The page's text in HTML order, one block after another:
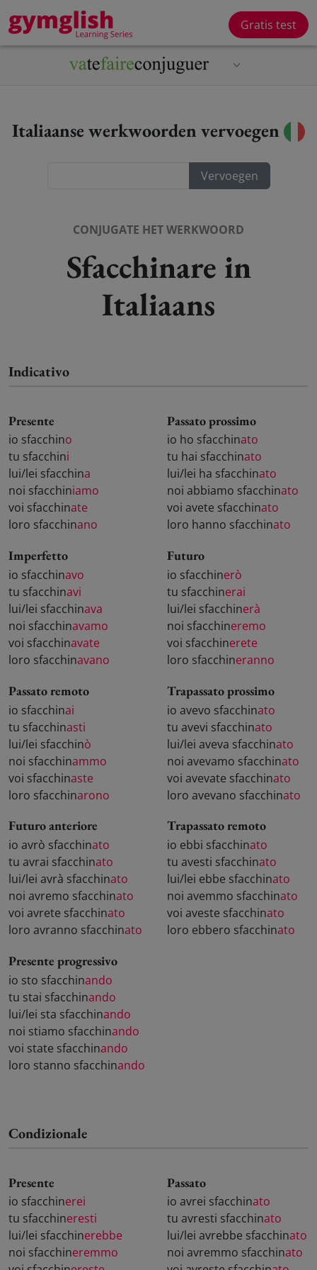
Gratis test
Italiaanse werkwoorden vervoegen
CONJUGATE HET WERKWOORD
Sfacchinare in
Italiaans
Indicativo
Presente
io sfacchino
tu sfacchini
lui/lei sfacchina
noi sfacchiniamo
voi sfacchinate
loro sfacchinano
Passato prossimo
io ho sfacchinato
tu hai sfacchinato
lui/lei ha sfacchinato
noi abbiamo sfacchinato
voi avete sfacchinato
loro hanno sfacchinato
Imperfetto
io sfacchinavo
tu sfacchinavi
lui/lei sfacchinava
noi sfacchinavamo
voi sfacchinavate
loro sfacchinavano
Futuro
io sfacchinerò
tu sfacchinerai
lui/lei sfacchinerà
noi sfacchineremo
voi sfacchinerete
loro sfacchineranno
Passato remoto
io sfacchinai
tu sfacchinasti
lui/lei sfacchinò
noi sfacchinammo
voi sfacchinaste
loro sfacchinarono
Trapassato prossimo
io avevo sfacchinato
tu avevi sfacchinato
lui/lei aveva sfacchinato
noi avevamo sfacchinato
voi avevate sfacchinato
loro avevano sfacchinato
Futuro anteriore
io avrò sfacchinato
tu avrai sfacchinato
lui/lei avrà sfacchinato
noi avremo sfacchinato
voi avrete sfacchinato
loro avranno sfacchinato
Trapassato remoto
io ebbi sfacchinato
tu avesti sfacchinato
lui/lei ebbe sfacchinato
noi avemmo sfacchinato
voi aveste sfacchinato
loro ebbero sfacchinato
Presente progressivo
io sto sfacchinando
tu stai sfacchinando
lui/lei sta sfacchinando
noi stiamo sfacchinando
voi state sfacchinando
loro stanno sfacchinando
Condizionale
Presente
io sfacchinerei
tu sfacchineresti
lui/lei sfacchinerebbe
noi sfacchineremmo
Passato
io avrei sfacchinato
tu avresti sfacchinato
lui/lei avrebbe sfacchinato
noi avremmo sfacchinato